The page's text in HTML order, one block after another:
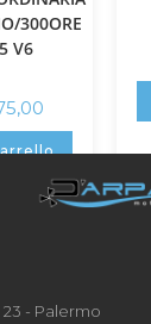
300ORE
V6
- Palermo